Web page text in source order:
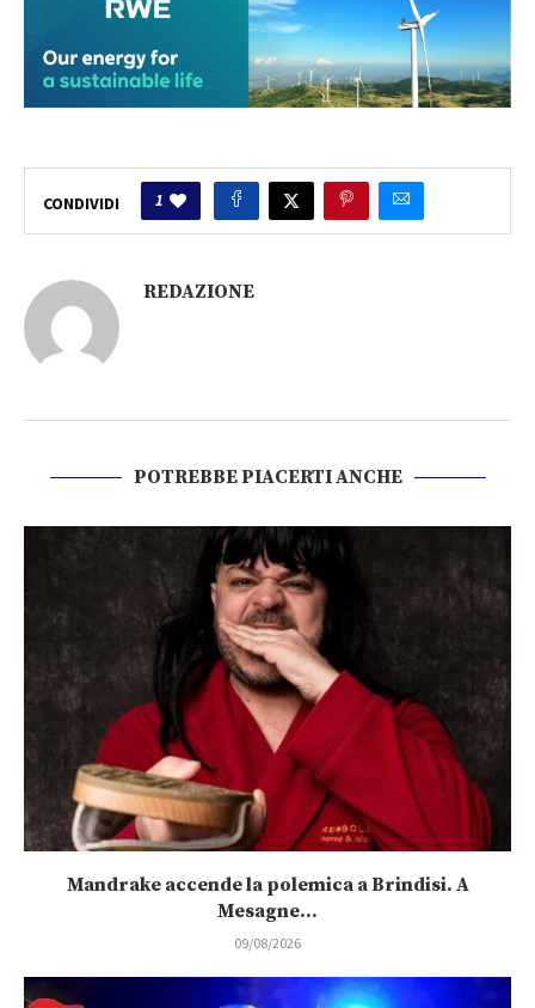
CONDIVIDI 1
REDAZIONE
POTREBBE PIACERTI ANCHE
Mandrake accende la polemica a Brindisi. A
Mesagne...
09/08/2026